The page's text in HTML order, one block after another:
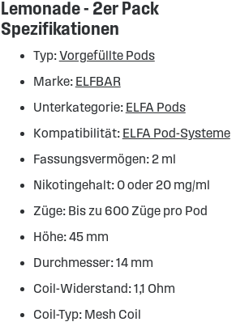
Lemonade - 2er Pack
Spezifikationen
Typ:Vorgefüllte Pods
Marke: ELFBAR
Unterkategorie: ELFA Pods
Kompatibilität: ELFA Pod-Systeme
Fassungsvermögen: 2 ml
Nikotingehalt: 0 oder 20 mg/ml
Züge: Bis zu 600 Züge pro Pod
Höhe: 45 mm
Durchmesser: 14 mm
Coil-Widerstand: 1,1 Ohm
Coil-Typ: Mesh Coil